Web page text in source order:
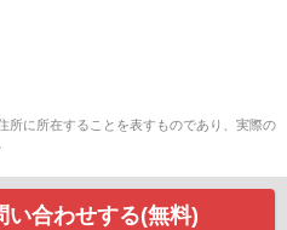
に所在することを表すものであり、実際の
い合わせする(無料)